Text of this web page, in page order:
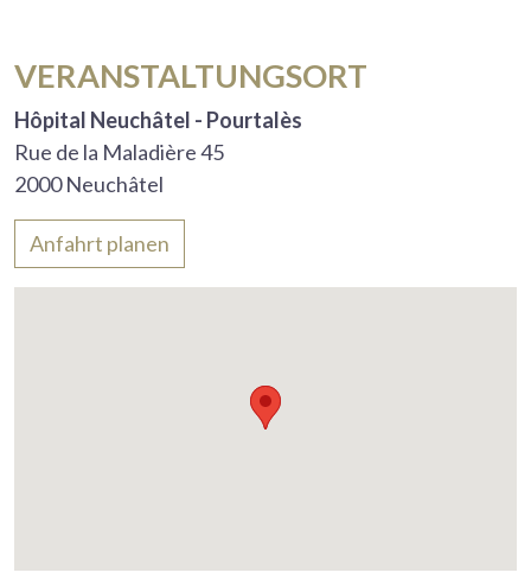
VERANSTALTUNGSORT
Hôpital Neuchâtel - Pourtalès
Rue de la Maladière 45
2000 Neuchâtel
Anfahrt planen